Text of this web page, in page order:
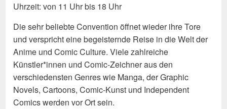
Uhrzeit: von 11 Uhr bis 18 Uhr
Die sehr beliebte Convention öffnet wieder ihre Tore
und verspricht eine begeisternde Reise in die Welt der
Anime und Comic Culture. Viele zahlreiche
Künstler*innen und Comic-Zeichner aus den
verschiedensten Genres wie Manga, der Graphic
Novels, Cartoons, Comic-Kunst und Independent
Comics werden vor Ort sein.